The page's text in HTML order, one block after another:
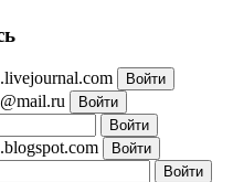
.livejournal.com
@mail.ru
.blogspot.com